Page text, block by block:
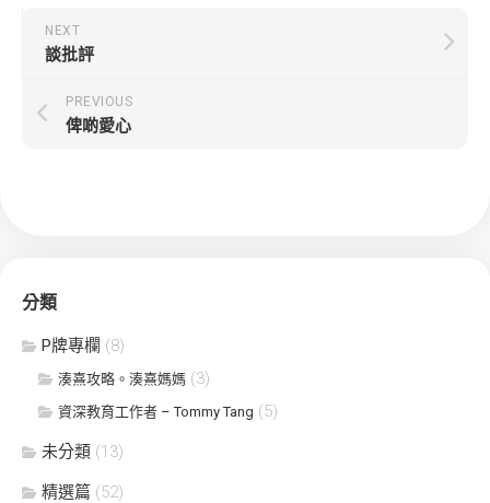
NEXT
談批評
PREVIOUS
俾啲愛心
分類
P牌專欄 (8)
湊熹攻略。湊熹媽媽 (3)
資深教育工作者 – Tommy Tang (5)
未分類 (13)
精選篇 (52)